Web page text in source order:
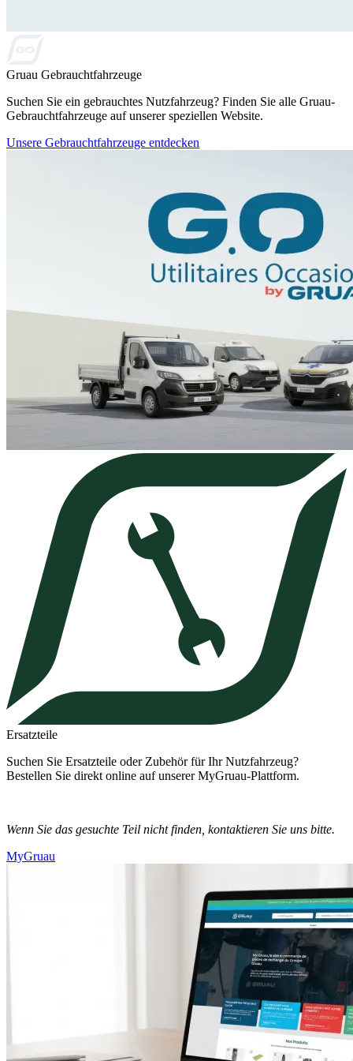
Gruau Gebrauchtfahrzeuge
Suchen Sie ein gebrauchtes Nutzfahrzeug? Finden Sie alle Gruau-
Gebrauchtfahrzeuge auf unserer speziellen Website.
Unsere Gebrauchtfahrzeuge entdecken
Ersatzteile
Suchen Sie Ersatzteile oder Zubehör für Ihr Nutzfahrzeug?
Bestellen Sie direkt online auf unserer MyGruau-Plattform.
Wenn Sie das gesuchte Teil nicht finden, kontaktieren Sie uns bitte.
MyGruau